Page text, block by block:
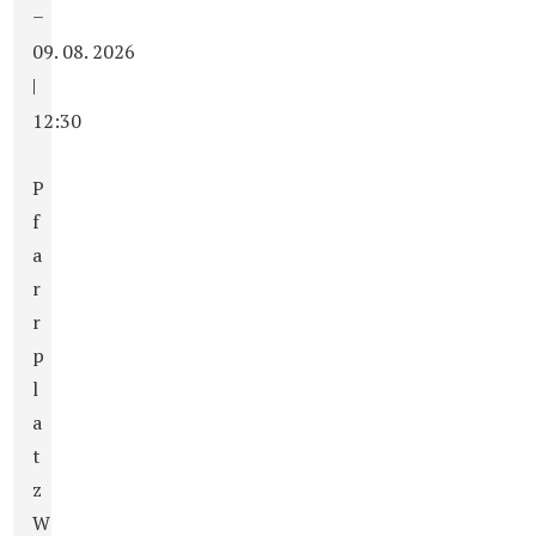
–
09. 08. 2026
|
12:30
P
f
a
r
r
p
l
a
t
z
W